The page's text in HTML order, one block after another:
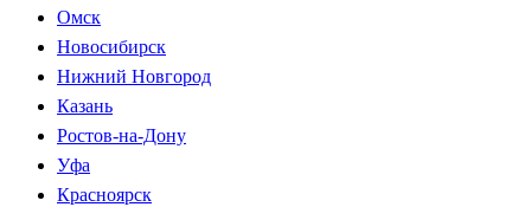
Омск
Новосибирск
Нижний Новгород
Казань
Ростов-на-Дону
Уфа
Красноярск